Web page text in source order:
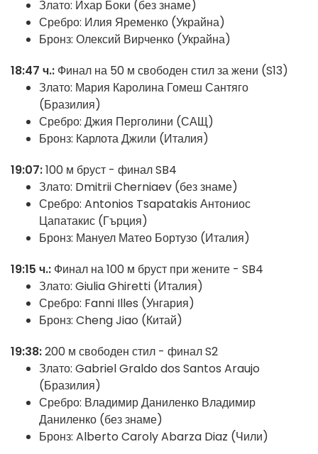
Злато: Ихар Боки (без знаме)
Сребро: Илия Яременко (Украйна)
Бронз: Олексий Вирченко (Украйна)
18:47 ч.: Финал на 50 м свободен стил за жени (S13)
Злато: Мария Каролина Гомеш Сантяго
(Бразилия)
Сребро: Джия Перголини (САЩ)
Бронз: Карлота Джили (Италия)
19:07:100 м бруст - финал SB4
Злато: Dmitrii Cherniaev (без знаме)
Сребро: Antonios Tsapatakis Антониос
Цапатакис (Гърция)
Бронз: Мануел Матео Бортузо (Италия)
19:15 ч.: Финал на 100 м бруст при жените - SB4
Злато: Giulia Ghiretti (Италия)
Сребро: Fanni Illes (Унгария)
Бронз: Cheng Jiao (Китай)
19:38:200 м свободен стил - финал S2
Злато: Gabriel Graldo dos Santos Araujo
(Бразилия)
Сребро: Владимир Даниленко Владимир
Даниленко (без знаме)
Бронз: Alberto Caroly Abarza Diaz (Чили)